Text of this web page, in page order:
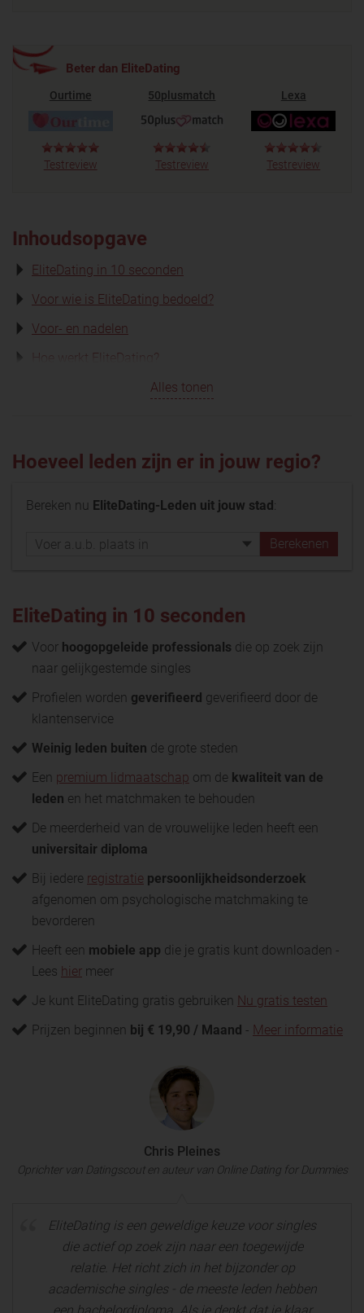
Beter dan EliteDating
Ourtime
Testreview
50plusmatch
Testreview
Lexa
Testreview
Inhoudsopgave
EliteDating in 10 seconden
Voor wie is EliteDating bedoeld?
Voor- en nadelen
Hoe werkt EliteDating?
Alles tonen
Hoeveel leden zijn er in jouw regio?
Bereken nu EliteDating-Leden uit jouw stad:
EliteDating in 10 seconden
Voor hoogopgeleide professionals die op zoek zijn
naar gelijkgestemde singles
Profielen worden geverifieerd geverifieerd door de
klantenservice
Weinig leden buiten de grote steden
Een premium lidmaatschap om de kwaliteit van de
leden en het matchmaken te behouden
De meerderheid van de vrouwelijke leden heeft een
universitair diploma
Bij iedere registratie persoonlijkheidsonderzoek
afgenomen om psychologische matchmaking te
bevorderen
Heeft een mobiele app die je gratis kunt downloaden -
Lees hier meer
Je kunt EliteDating gratis gebruiken Nu gratis testen
Prijzen beginnen bij € 19,90 / Maand - Meer informatie
Chris Pleines
Oprichter van Datingscout en auteur van Online Dating for Dummies
EliteDating is een geweldige keuze voor singles
die actief op zoek zijn naar een toegewijde
relatie. Het richt zich in het bijzonder op
academische singles - de meeste leden hebben